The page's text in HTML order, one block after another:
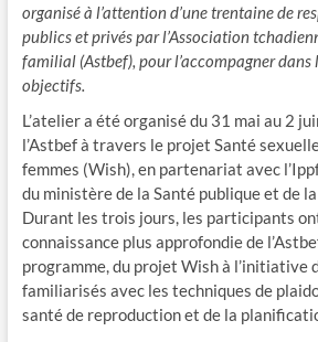
organisé à l’attention d’une trentaine de
publics et privés par l’Association
familial (Astbef), pour l’accompagner dans
objectifs.
L’atelier a été organisé du 31 mai au 2
l’Astbef à travers le projet Santé
femmes (Wish), en partenariat avec
du ministère de la Santé publique et de
Durant les trois jours, les participants
connaissance plus approfondie de
programme, du projet Wish à l’initiative
familiarisés avec les techniques de
santé de reproduction et de la